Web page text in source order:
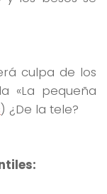
culpa de los
«La pequeña
) ¿De la tele?